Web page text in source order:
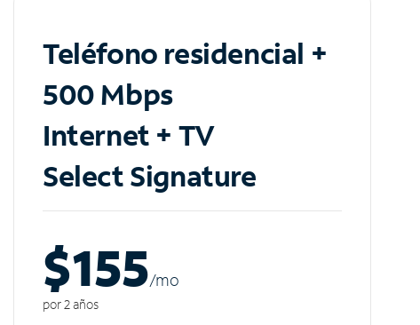
Teléfono residencial +
500 Mbps
Internet + TV
Select Signature
$155/mo
por 2 años